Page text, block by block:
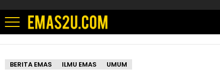
BERITA EMAS ILMU EMAS UMUM